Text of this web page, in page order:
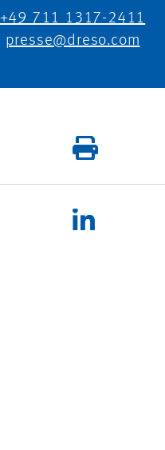
+49 711 1317-2411
presse@dreso.com